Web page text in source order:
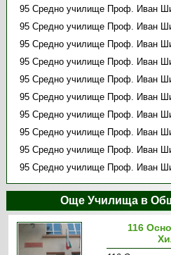
95 Средно училище Проф. Иван
95 Средно училище Проф. Иван
95 Средно училище Проф. Иван
95 Средно училище Проф. Иван
95 Средно училище Проф. Иван
95 Средно училище Проф. Иван
95 Средно училище Проф. Иван
95 Средно училище Проф. Иван
95 Средно училище Проф. Иван
95 Средно училище Проф. Иван
Още Училища в
116